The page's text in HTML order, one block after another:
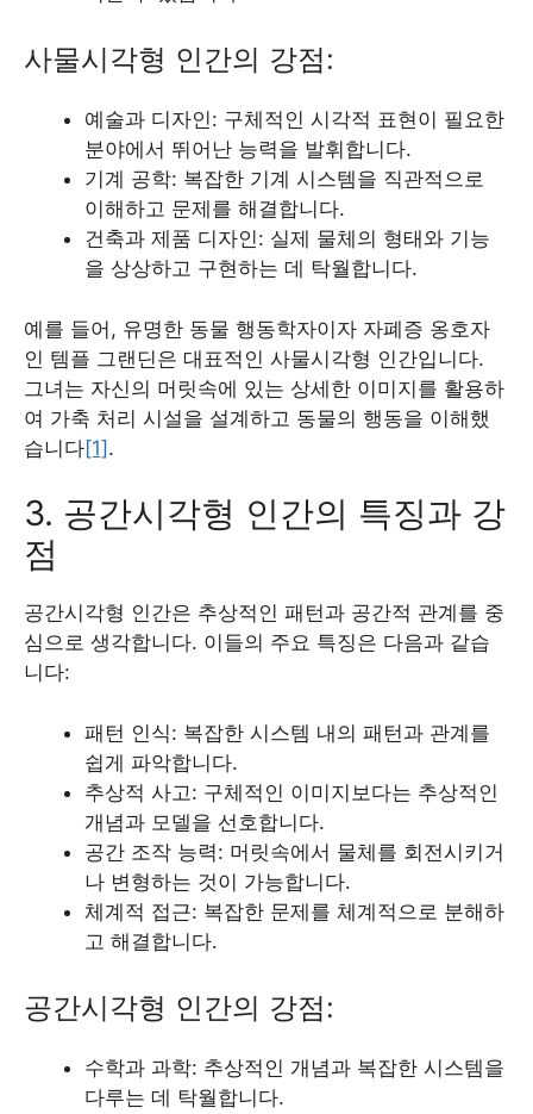
사물시각형 인간의 강점:
예술과 디자인: 구체적인 시각적 표현이 필요한
분야에서 뛰어난 능력을 발휘합니다.
기계 공학: 복잡한 기계 시스템을 직관적으로
이해하고 문제를 해결합니다.
건축과 제품 디자인: 실제 물체의 형태와 기능
을 상상하고 구현하는 데 탁월합니다.
예를 들어, 유명한 동물 행동학자이자 자폐증 옹호자
인 템플 그랜딘은 대표적인 사물시각형 인간입니다.
그녀는 자신의 머릿속에 있는 상세한 이미지를 활용하
여 가축 처리 시설을 설계하고 동물의 행동을 이해했
습니다[1].
3. 공간시각형 인간의 특징과 강
점
공간시각형 인간은 추상적인 패턴과 공간적 관계를 중
심으로 생각합니다. 이들의 주요 특징은 다음과 같습
니다:
패턴 인식: 복잡한 시스템 내의 패턴과 관계를
쉽게 파악합니다.
추상적 사고: 구체적인 이미지보다는 추상적인
개념과 모델을 선호합니다.
공간 조작 능력: 머릿속에서 물체를 회전시키거
나 변형하는 것이 가능합니다.
체계적 접근: 복잡한 문제를 체계적으로 분해하
고 해결합니다.
공간시각형 인간의 강점:
수학과 과학: 추상적인 개념과 복잡한 시스템을
다루는 데 탁월합니다.